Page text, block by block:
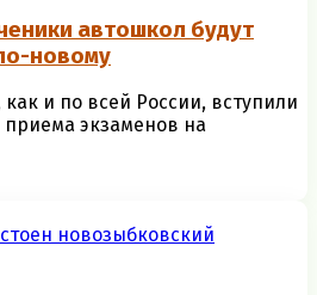
автошкол будут
новому
и по всей России, вступили
экзаменов на